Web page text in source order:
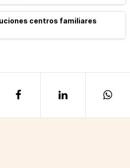
centros familiares